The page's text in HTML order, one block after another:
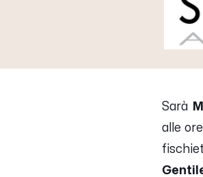
Sarà
alle